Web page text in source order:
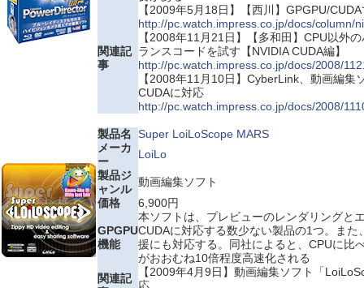
関連記
事
【2009年5月18日】【西川】GPGPU/
http://pc.watch.impress.co.jp/docs/column/
【2008年11月21日】【多和田】CPU以外
ランスコードを試す【NVIDIA CUDA編】
http://pc.watch.impress.co.jp/docs/2008/
【2008年11月10日】CyberLink、動画編集
CUDAに対応
http://pc.watch.impress.co.jp/docs/2008/
製品名 Super LoiLoScope MARS
メーカ
ー
LoiLo
製品ジ
ャンル
動画編集ソフト
価格
6,900円
GPGPU
機能
本ソフトは、プレビューのレンダリングと
CUDAに対応する数少ない製品の1つ。また
援にも対応する。同社によると、CPUに比
がおおむね10倍程度高速化される
関連記
【2009年4月9日】動画編集ソフト「